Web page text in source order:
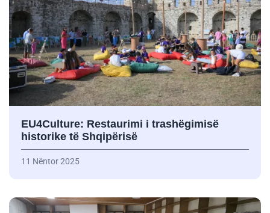
EU4Culture: Restaurimi i trashëgimisë
historike të Shqipërisë
11 Nëntor 2025